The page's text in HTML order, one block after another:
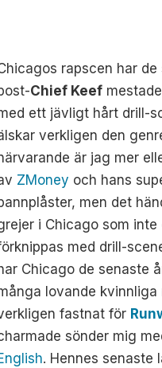
rapscen har de
Chief Keef
ett jävligt hårt drill-
verkligen den
är jag mer
ZMoney och hans
men det
i Chicago som inte
med drill-
Chicago de senaste
lovande kvinnliga
fastnat för
sönder mig
. Hennes senaste